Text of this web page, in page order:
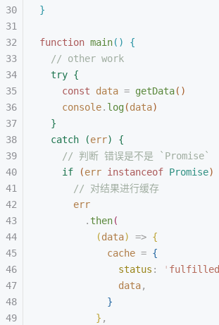
}
function main( )
{
// other work
try {
const data = getData( )
console. log(data)
}
catch
(err)
{
// 判断 错误是不是 `Promise`
if
(err instanceof Promise)
// 对结果进行缓存
err
. then(
(data) => {
cache = {
status : ' fulfilled
data,
}
} ,